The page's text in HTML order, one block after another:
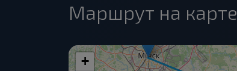
Маршрут на карте
+